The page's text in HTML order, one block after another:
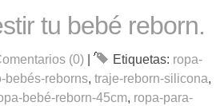
tu bebé reborn.
(0) Etiquetas: ropa-
bebés-reborns, traje-reborn-silicona,
bebé-reborn-45cm, ropa-para-